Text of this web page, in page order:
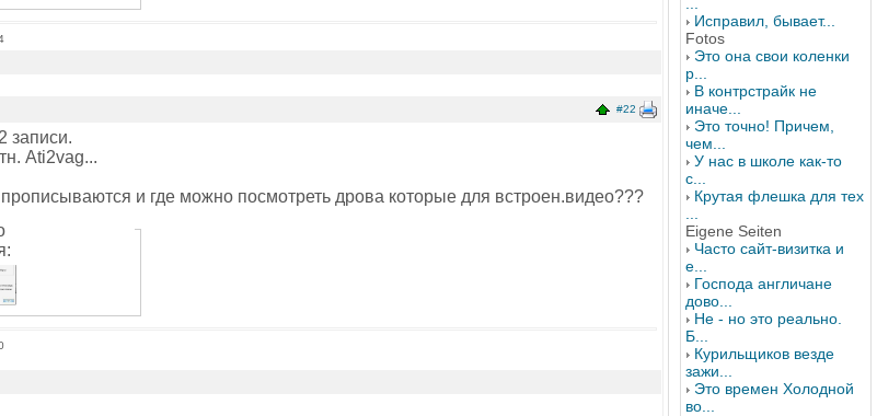
#22
записи.
Ati2vag...
прописываются и где можно посмотреть дрова которые для встроен.видео???
Исправил, бывает...
Fotos
Это она свои коленки
р...
В контрстрайк не
иначе...
Это точно! Причем,
чем...
У нас в школе как-то
с...
Крутая флешка для тех
Eigene Seiten
Часто сайт-визитка и
е...
Господа англичане
дово...
Не - но это реально.
Б...
Курильщиков везде
зажи...
Это времен Холодной
во...